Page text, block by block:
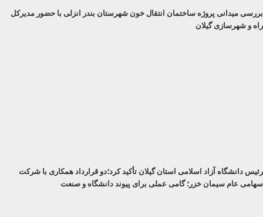
بررسی میدانی پروژه ساختمان انتقال خون شهرستان بندر انزلی با حضور مدیرکل
راه و شهرسازی گیلان
رئیس دانشگاه آزاد اسلامی استان گیلان تأکید کرد؛دو قرارداد همکاری با شرکت
سهامی عام سیمان خزر؛ گامی عملی برای پیوند دانشگاه و صنعت